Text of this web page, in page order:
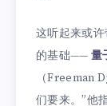
这听起来或
的基础——量
（Freeman
们要来。”他